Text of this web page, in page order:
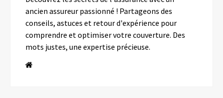
ancien assureur passionné ! Partageons des
conseils, astuces et retour d'expérience pour
comprendre et optimiser votre couverture. Des
mots justes, une expertise précieuse.